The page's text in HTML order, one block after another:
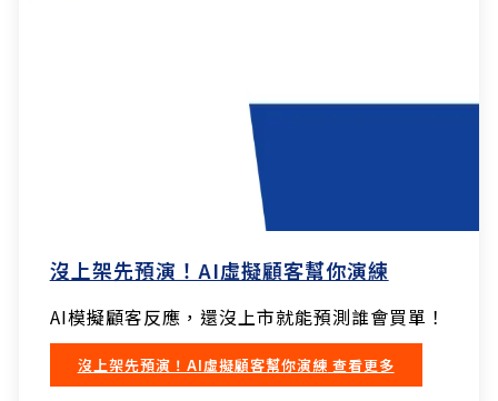
沒上架先預演！AI虛擬顧客幫你演練
AI模擬顧客反應，還沒上市就能預測誰會買單！
沒上架先預演！AI虛擬顧客幫你演練 查看更多